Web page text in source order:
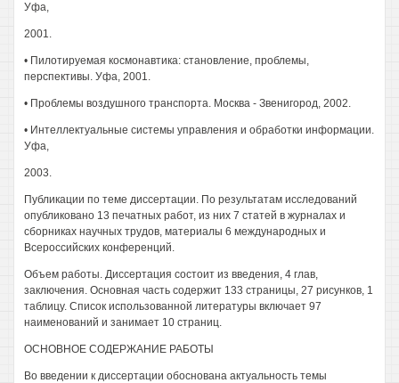
Уфа,
2001.
• Пилотируемая космонавтика: становление, проблемы,
перспективы. Уфа, 2001.
• Проблемы воздушного транспорта. Москва - Звенигород, 2002.
• Интеллектуальные системы управления и обработки информации.
Уфа,
2003.
Публикации по теме диссертации. По результатам исследований
опубликовано 13 печатных работ, из них 7 статей в журналах и
сборниках научных трудов, материалы 6 международных и
Всероссийских конференций.
Объем работы. Диссертация состоит из введения, 4 глав,
заключения. Основная часть содержит 133 страницы, 27 рисунков, 1
таблицу. Список использованной литературы включает 97
наименований и занимает 10 страниц.
ОСНОВНОЕ СОДЕРЖАНИЕ РАБОТЫ
Во введении к диссертации обоснована актуальность темы